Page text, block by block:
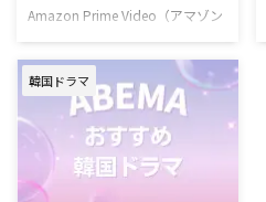
ていく甘酸っぱくも現実的なロマ
ンドン 脚本チョン・ウンビ キャ
ストフ …
Amazon Prime Video（アマゾン
韓国ドラマを一挙ご紹介！（随時
更新） Amazonプライムビデオ
で2026年6月に配信する韓国作品
『残念ながら明日も出勤です！』
2026年6月22日（月）スタート
ソ・イングク主演！ 日常の倦怠
期に悩む会社員と冷徹な上司が仕
韓国ドラマ